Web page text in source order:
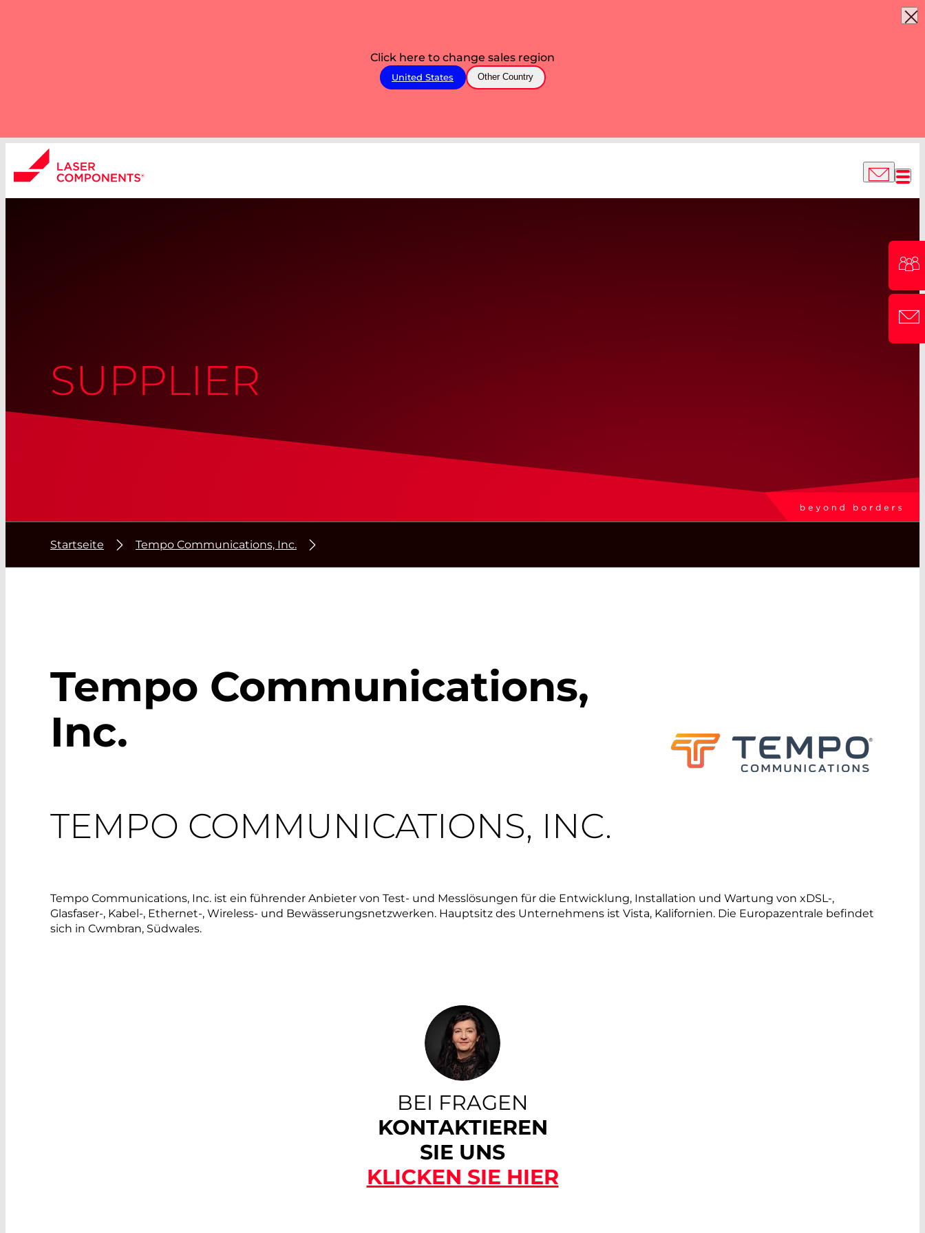
Click here to change sales region
United States Other Country
SUPPLIER
Startseite Tempo Communications, Inc.
Tempo Communications,
Inc.
​TEMPO COMMUNICATIONS, INC.
​Tempo Communications, Inc. ist ein führender Anbieter von Test- und Messlösungen für die Entwicklung, Installation und Wartung von xDSL-,
Glasfaser-, Kabel-, Ethernet-, Wireless- und Bewässerungsnetzwerken. Hauptsitz des Unternehmens ist Vista, Kalifornien. Die Europazentrale befindet
sich in Cwmbran, Südwales.
BEI FRAGEN
KONTAKTIEREN
SIE UNS
KLICKEN SIE HIER